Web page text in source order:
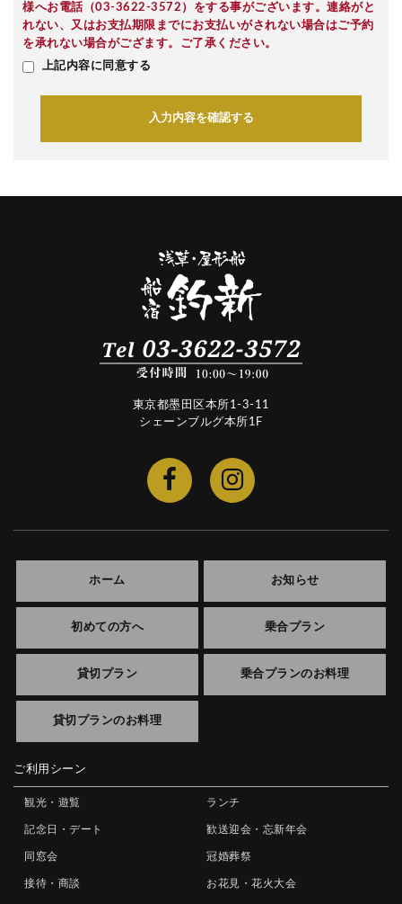
様へお電話（03-3622-3572）をする事がございます。連絡がと
れない、又はお支払期限までにお支払いがされない場合はご予約
を承れない場合がござます。ご了承ください。
上記内容に同意する
入力内容を確認する
東京都墨田区本所1-3-11
シェーンブルグ本所1F
ホーム お知らせ
初めての方へ 乗合プラン
貸切プラン 乗合プランのお料理
貸切プランのお料理
ご利用シーン
観光・遊覧 ランチ
記念日・デート 歓送迎会・忘新年会
同窓会 冠婚葬祭
接待・商談 お花見・花火大会